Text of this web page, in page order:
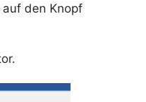
den Knopf